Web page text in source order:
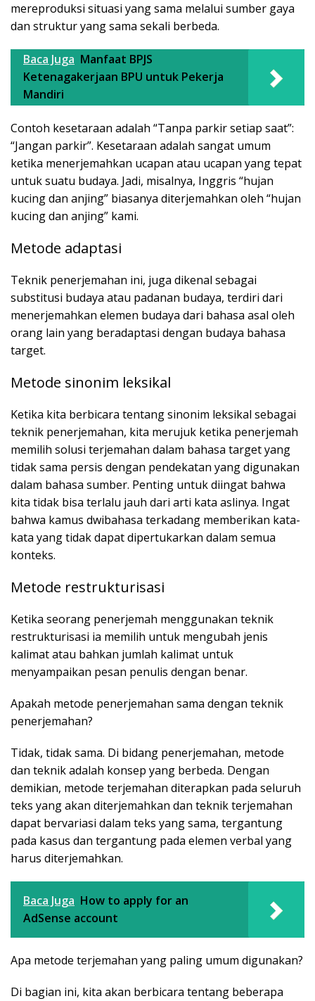
mereproduksi situasi yang sama melalui sumber gaya
dan struktur yang sama sekali berbeda.
Baca Juga Manfaat BPJS
Ketenagakerjaan BPU untuk Pekerja
Mandiri
Contoh kesetaraan adalah “Tanpa parkir setiap saat”:
“Jangan parkir”. Kesetaraan adalah sangat umum
ketika menerjemahkan ucapan atau ucapan yang tepat
untuk suatu budaya. Jadi, misalnya, Inggris “hujan
kucing dan anjing” biasanya diterjemahkan oleh “hujan
kucing dan anjing” kami.
Metode adaptasi
Teknik penerjemahan ini, juga dikenal sebagai
substitusi budaya atau padanan budaya, terdiri dari
menerjemahkan elemen budaya dari bahasa asal oleh
orang lain yang beradaptasi dengan budaya bahasa
target.
Metode sinonim leksikal
Ketika kita berbicara tentang sinonim leksikal sebagai
teknik penerjemahan, kita merujuk ketika penerjemah
memilih solusi terjemahan dalam bahasa target yang
tidak sama persis dengan pendekatan yang digunakan
dalam bahasa sumber. Penting untuk diingat bahwa
kita tidak bisa terlalu jauh dari arti kata aslinya. Ingat
bahwa kamus dwibahasa terkadang memberikan kata-
kata yang tidak dapat dipertukarkan dalam semua
konteks.
Metode restrukturisasi
Ketika seorang penerjemah menggunakan teknik
restrukturisasi ia memilih untuk mengubah jenis
kalimat atau bahkan jumlah kalimat untuk
menyampaikan pesan penulis dengan benar.
Apakah metode penerjemahan sama dengan teknik
penerjemahan?
Tidak, tidak sama. Di bidang penerjemahan, metode
dan teknik adalah konsep yang berbeda. Dengan
demikian, metode terjemahan diterapkan pada seluruh
teks yang akan diterjemahkan dan teknik terjemahan
dapat bervariasi dalam teks yang sama, tergantung
pada kasus dan tergantung pada elemen verbal yang
harus diterjemahkan.
Baca Juga How to apply for an
AdSense account
Apa metode terjemahan yang paling umum digunakan?
Di bagian ini, kita akan berbicara tentang beberapa